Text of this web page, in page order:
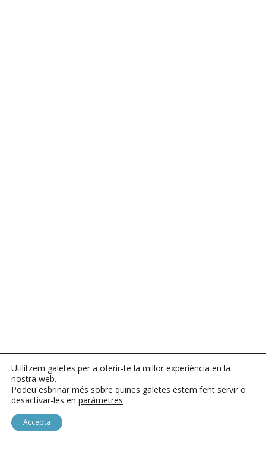
Utilitzem galetes per a oferir-te la millor experiència en la
nostra web.
Podeu esbrinar més sobre quines galetes estem fent servir o
desactivar-les en paràmetres.
Accepta